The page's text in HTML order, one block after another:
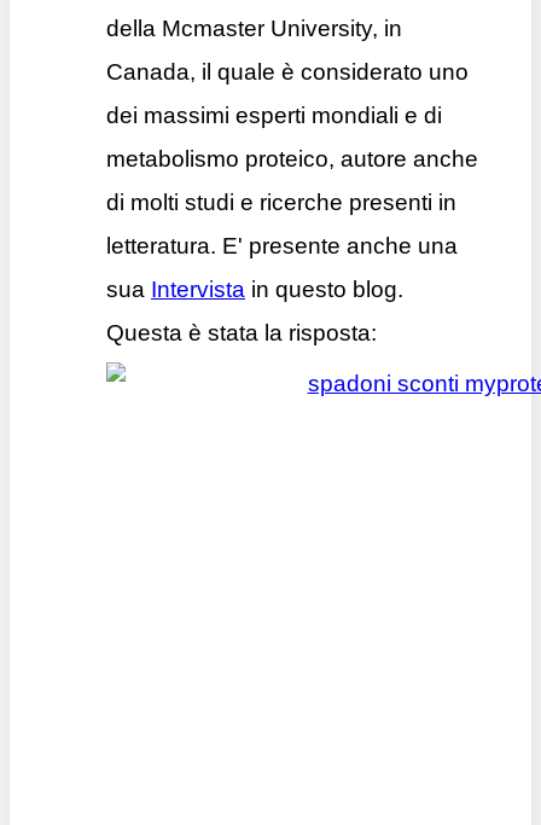
della Mcmaster University, in
Canada, il quale è considerato uno
dei massimi esperti mondiali e di
metabolismo proteico, autore anche
di molti studi e ricerche presenti in
letteratura. E' presente anche una
sua Intervista in questo blog.
Questa è stata la risposta: